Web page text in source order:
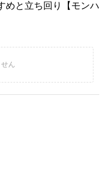
めと立ち回り【モンハ